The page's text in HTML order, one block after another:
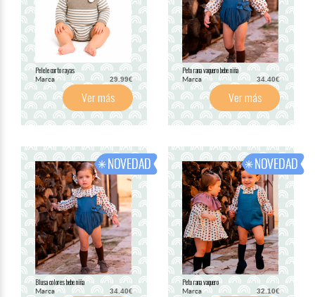
Pelele corto rayas
Marca 29.99€
Ver más
Peto rana vaquero bebe niña
Marca 34.40€
Ver más
Blusa colores bebe niña
Marca 34.40€
Peto rana vaquero
Marca 32.10€